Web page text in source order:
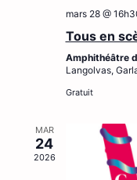
mars 28 @
Tous en
Amphithéâtre
Langolvas,
Gratuit
MAR
24
2026